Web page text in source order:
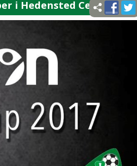
i Hedensted Centret